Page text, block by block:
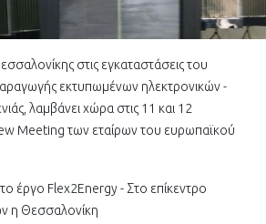
στις εγκαταστάσεις του
εκτυπωμένων ηλεκτρονικών -
λαμβάνει χώρα στις 11 και 12
Meeting των εταίρων του ευρωπαϊκού
έργο Flex2Energy - Στο επίκεντρο
η Θεσσαλονίκη